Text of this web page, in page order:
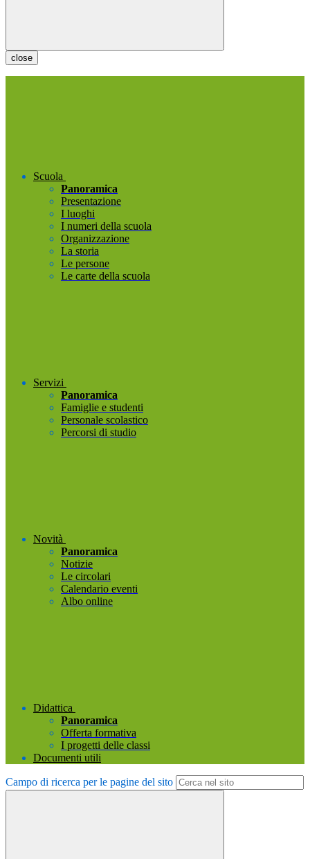
close
Scuola
Panoramica
Presentazione
I luoghi
I numeri della scuola
Organizzazione
La storia
Le persone
Le carte della scuola
Servizi
Panoramica
Famiglie e studenti
Personale scolastico
Percorsi di studio
Novità
Panoramica
Notizie
Le circolari
Calendario eventi
Albo online
Didattica
Panoramica
Offerta formativa
I progetti delle classi
Documenti utili
Campo di ricerca per le pagine del sito